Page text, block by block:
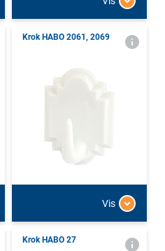
Krok HABO 2061, 2069
Vis
Krok HABO 27